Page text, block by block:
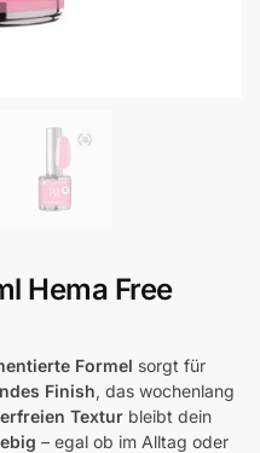
Hema Free
Formel sorgt für
Finish, das wochenlang
Textur bleibt dein
– egal ob im Alltag oder